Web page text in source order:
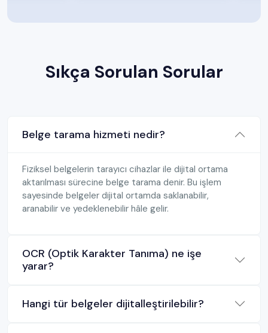
Sıkça Sorulan Sorular
Belge tarama hizmeti nedir?
Fiziksel belgelerin tarayıcı cihazlar ile dijital ortama
aktarılması sürecine belge tarama denir. Bu işlem
sayesinde belgeler dijital ortamda saklanabilir,
aranabilir ve yedeklenebilir hâle gelir.
OCR (Optik Karakter Tanıma) ne işe
yarar?
Hangi tür belgeler dijitalleştirilebilir?